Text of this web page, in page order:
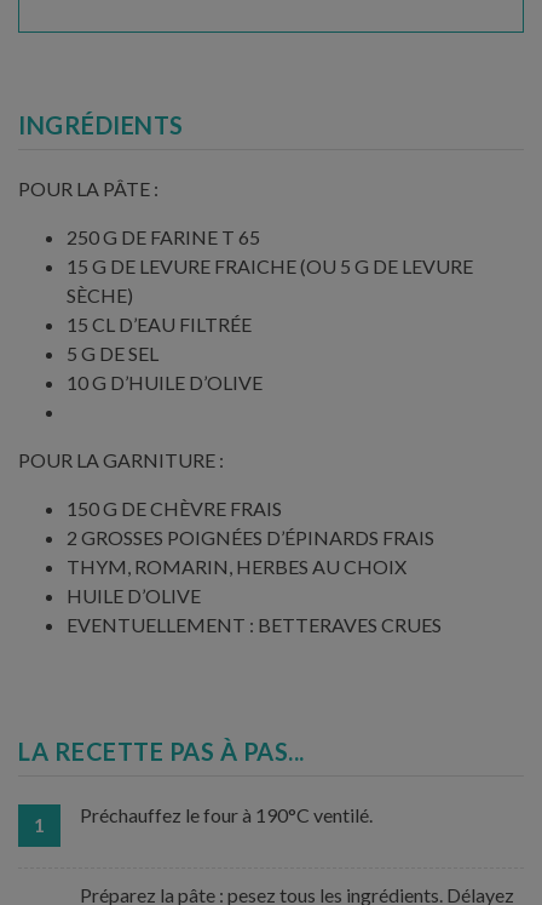
INGRÉDIENTS
POUR LA PÂTE :
250 G DE FARINE T 65
15 G DE LEVURE FRAICHE (OU 5 G DE LEVURE
SÈCHE)
15 CL D’EAU FILTRÉE
5 G DE SEL
10 G D’HUILE D’OLIVE
POUR LA GARNITURE :
150 G DE CHÈVRE FRAIS
2 GROSSES POIGNÉES D’ÉPINARDS FRAIS
THYM, ROMARIN, HERBES AU CHOIX
HUILE D’OLIVE
EVENTUELLEMENT : BETTERAVES CRUES
LA RECETTE PAS À PAS...
1 Préchauffez le four à 190°C ventilé.
Préparez la pâte : pesez tous les ingrédients. Délayez